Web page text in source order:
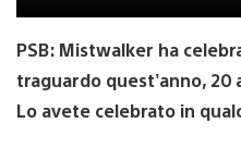
PSB: Mistwalker ha
traguardo quest’anno,
Lo avete celebrato in